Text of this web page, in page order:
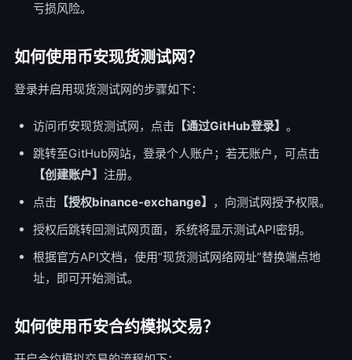
亏损风险。
如何使用币安现货测试网？
登录并启用现货测试网的步骤如下：
访问币安现货测试网，点击 【通过GitHub登录】 。
跳转至GitHub网站，登录个人账户；若无账户，可点击
【创建账户】 注册。
点击 【授权binance-exchange】
，向测试网授予权限。
授权后跳转回测试网页面，系统将显示测试API密钥。
根据官方API文档，使用“现货测试网络网址”替换端点地
址，即可开始测试。
如何使用币安合约模拟交易？